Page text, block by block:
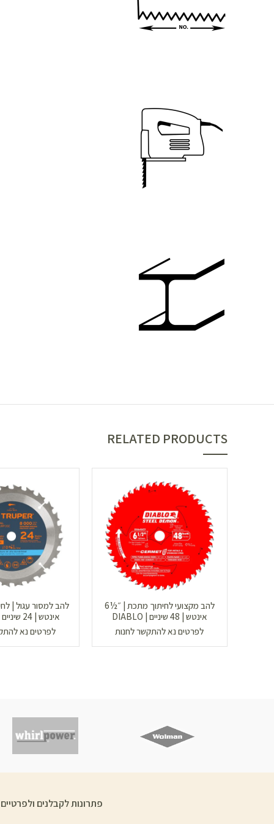
RELATED PRODUCTS
להב מקצועי לחיתוך מתכת | ״½6
אינטש | 48 שיניים | DIABLO
לפרטים נא להתקשר לחנות
אינטש | 24 שיניים | TRUPER
לפרטים נא
פתרונות לקבלנים ולפרטיים